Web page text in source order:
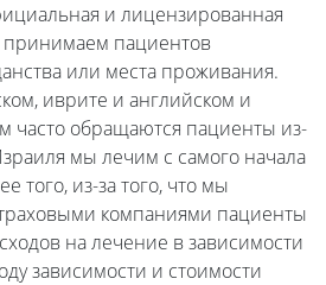
и лицензированная
принимаем пациентов
или места проживания.
иврите и английском и
часто обращаются пациенты из-
мы лечим с самого начала
того, из-за того, что мы
компаниями пациенты
на лечение в зависимости
зависимости и стоимости